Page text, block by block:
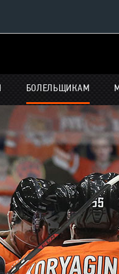
БОЛЕЛЬЩИКАМ